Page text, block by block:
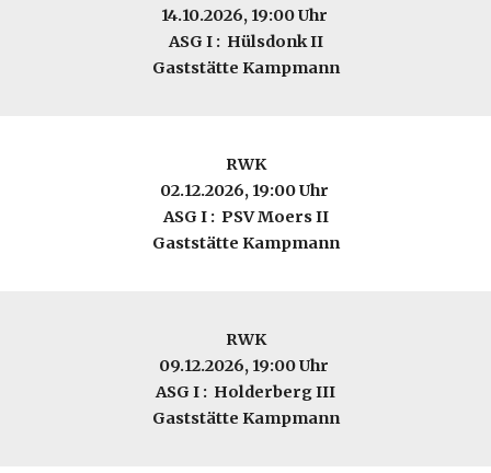
14.10.2026, 19:00 Uhr
ASG I : Hülsdonk II
Gaststätte Kampmann
RWK
02.12.2026, 19:00 Uhr
ASG I : PSV Moers II
Gaststätte Kampmann
RWK
09.12.2026, 19:00 Uhr
ASG I : Holderberg III
Gaststätte Kampmann